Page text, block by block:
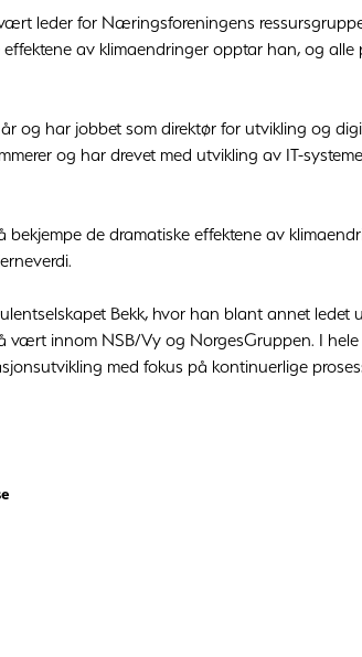
leder for Næringsforeningens
av klimaendringer opptar han, og
og har jobbet som direktør for utvikling og
og har drevet med utvikling av IT-
de dramatiske effektene av
Bekk, hvor han blant annet ledet
vært innom NSB/Vy og NorgesGruppen. I
med fokus på kontinuerlige